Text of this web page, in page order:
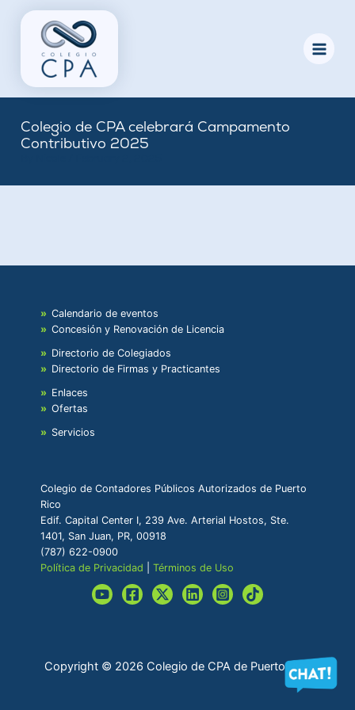
Colegio de CPA celebrará Campamento
Contributivo 2025
Calendario de eventos
Concesión y Renovación de Licencia
Directorio de Colegiados
Directorio de Firmas y Practicantes
Enlaces
Ofertas
Servicios
Colegio de Contadores Públicos Autorizados de Puerto
Rico
Edif. Capital Center I, 239 Ave. Arterial Hostos, Ste.
1401, San Juan, PR, 00918
(787) 622-0900
Política de Privacidad |Términos de Uso
Copyright © 2026 Colegio de CPA de Puerto Rico